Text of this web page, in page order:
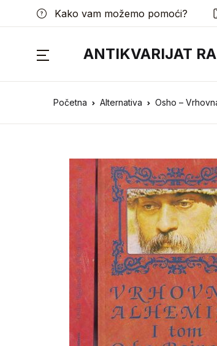
Kako vam možemo pomoći?
ANTIKVARIJAT
Početna Alternativa Osho –